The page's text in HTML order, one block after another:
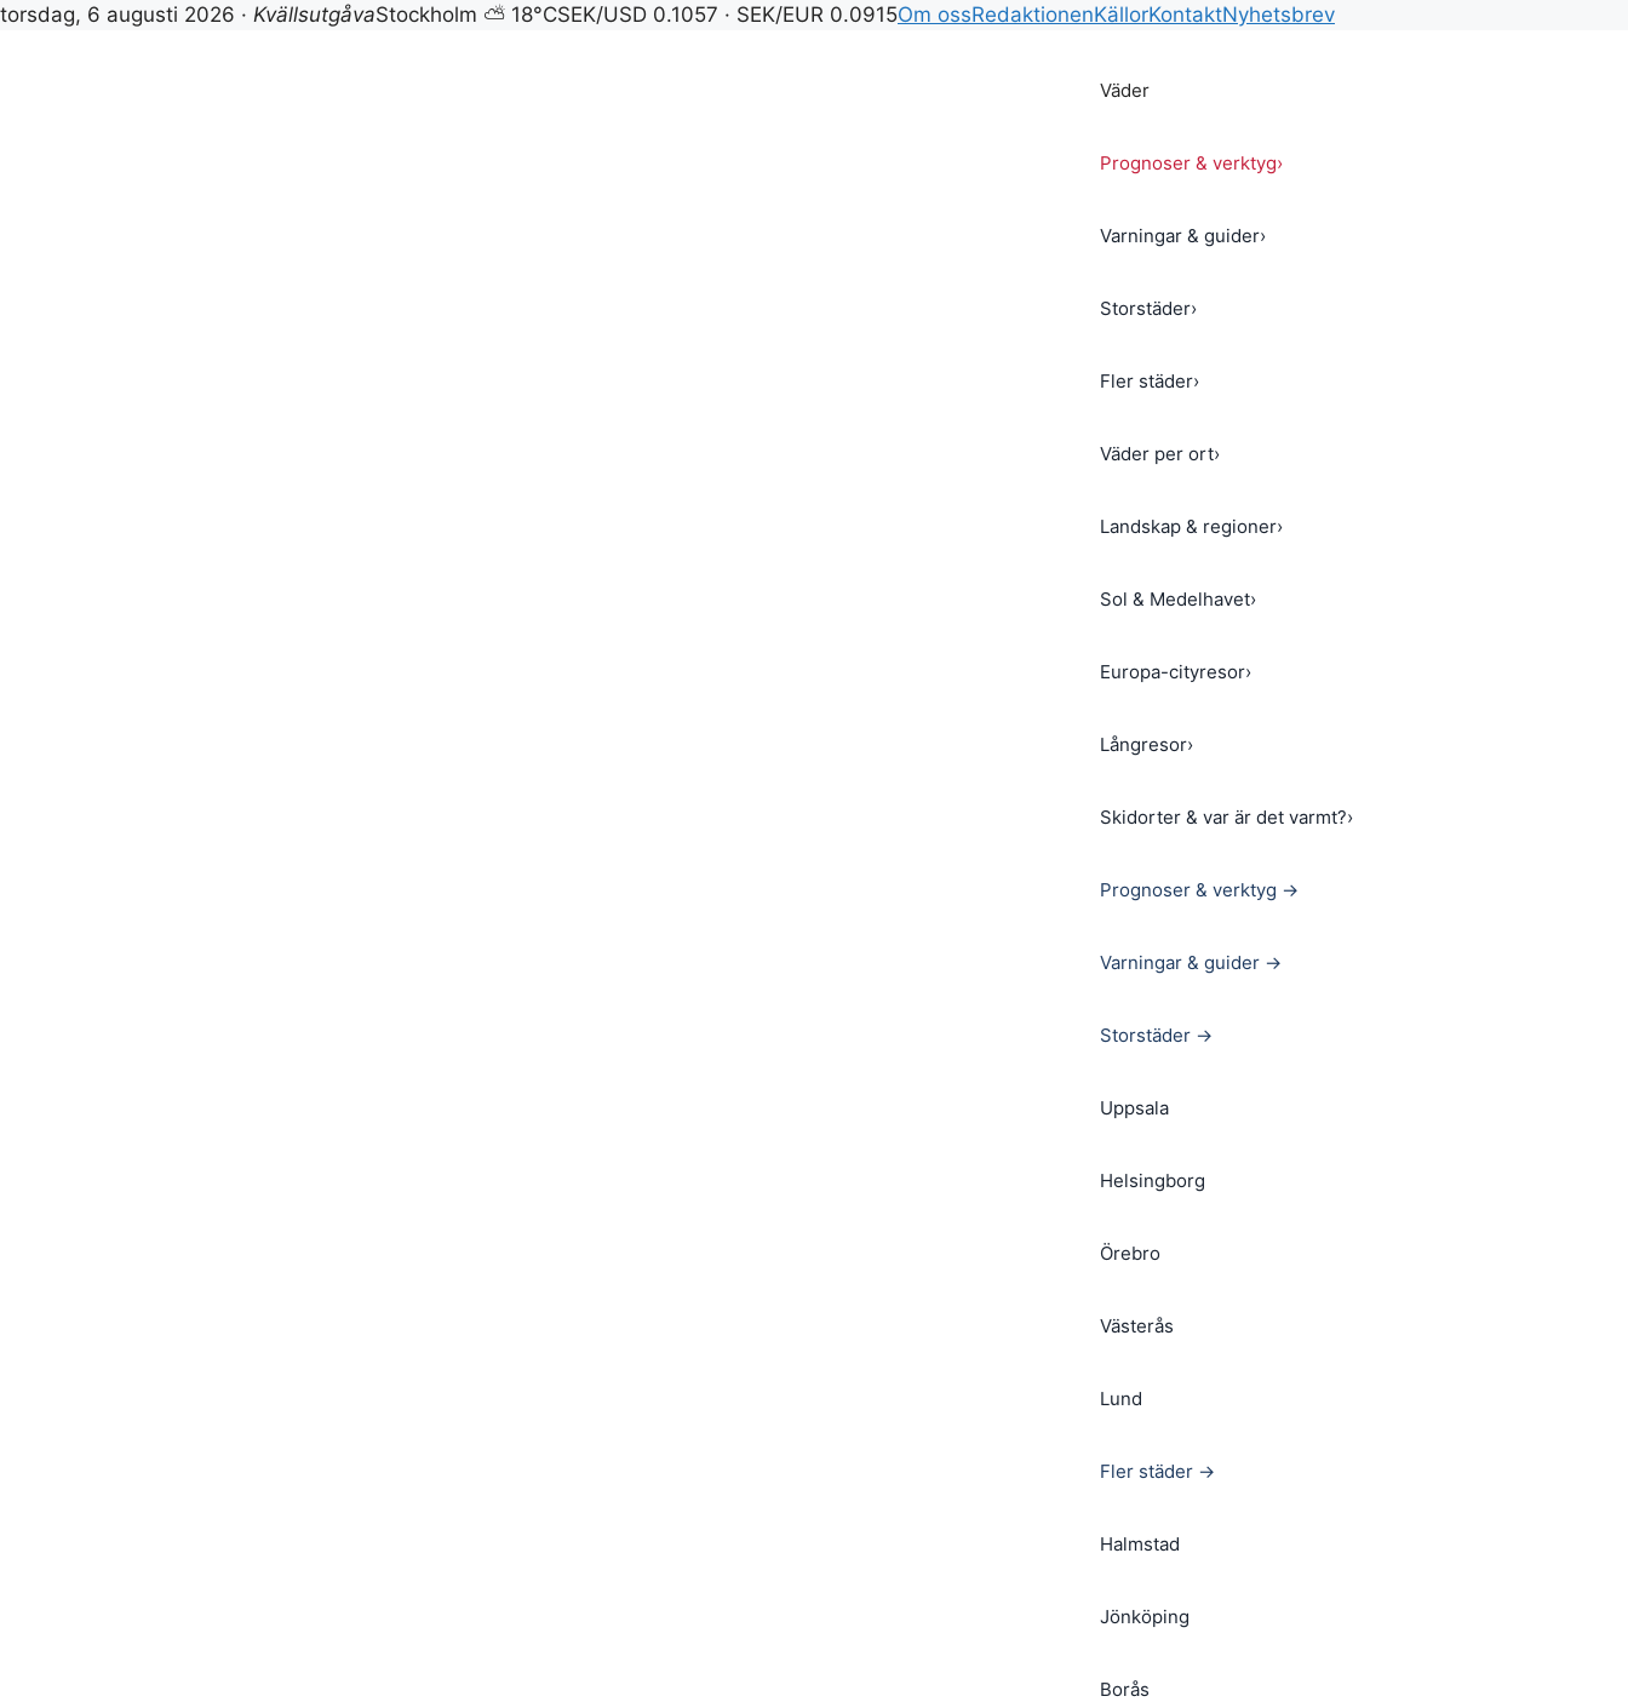
torsdag, 6 augusti 2026 · KvällsutgåvaStockholm ⛅ 18°CSEK/USD 0.1057 · SEK/EUR 0.0915Om ossRedaktionenKällorKontaktNyhetsbrev
Väder
Prognoser & verktyg›
Varningar & guider›
Storstäder›
Fler städer›
Väder per ort›
Landskap & regioner›
Sol & Medelhavet›
Europa-cityresor›
Långresor›
Skidorter & var är det varmt?›
Prognoser & verktyg →
Varningar & guider →
Storstäder →
Uppsala
Helsingborg
Örebro
Västerås
Lund
Fler städer →
Halmstad
Jönköping
Borås